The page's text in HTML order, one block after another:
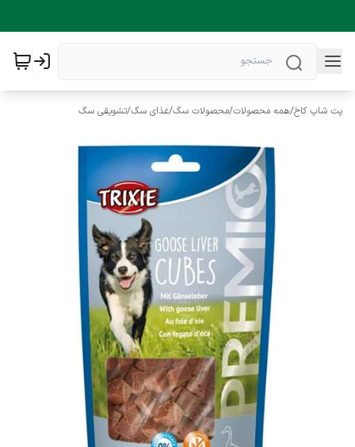
پت شاپ کاخ/همه محصولات/محصولات سگ/غذای سگ/تشویقی سگ